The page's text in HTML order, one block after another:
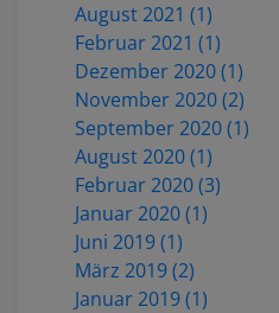
August 2021 (1)
Februar 2021 (1)
Dezember 2020 (1)
November 2020 (2)
September 2020 (1)
August 2020 (1)
Februar 2020 (3)
Januar 2020 (1)
Juni 2019 (1)
März 2019 (2)
Januar 2019 (1)